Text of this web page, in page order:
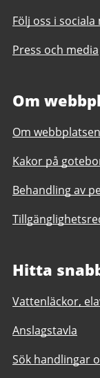
Följ oss i
Press och media
Om
Om webbplatsen
Kakor på
Behandling av
Hitta
Vattenläckor,
Anslagstavla
Sök handlingar